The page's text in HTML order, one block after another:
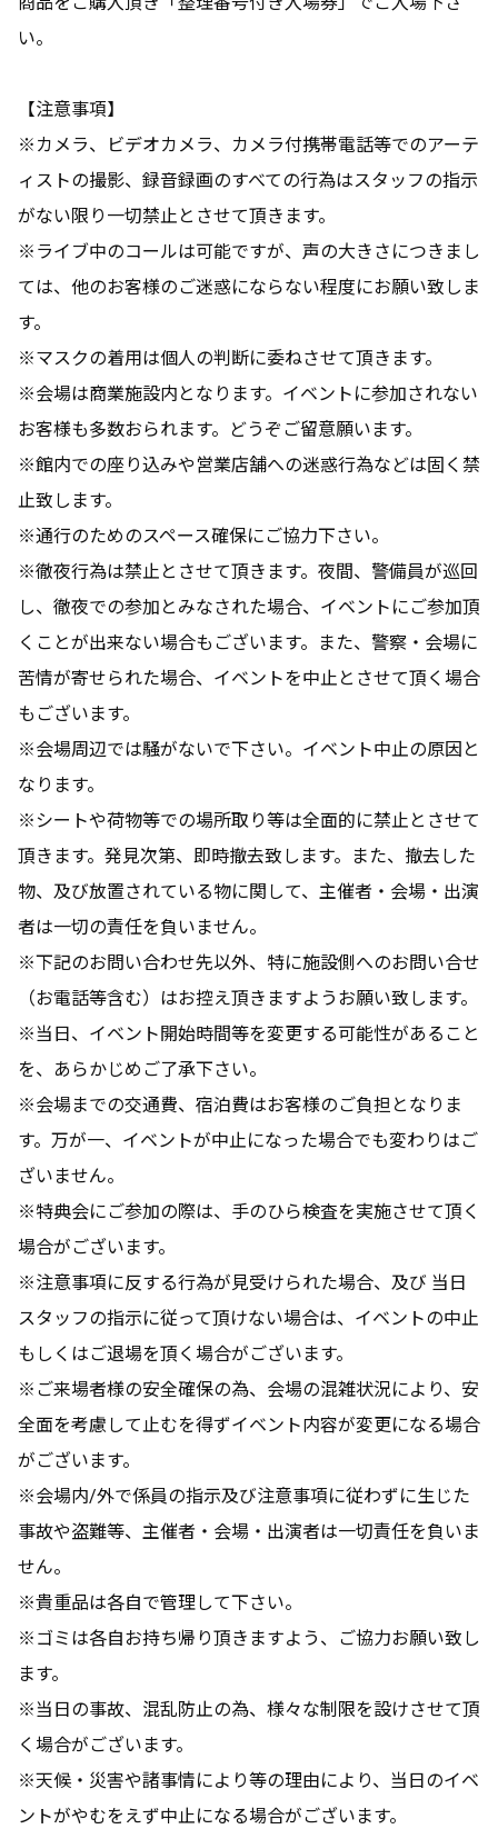
い。
【注意事項】
※カメラ、ビデオカメラ、カメラ付携帯電話等でのアーテ
ィストの撮影、録音録画のすべての行為はスタッフの指示
がない限り一切禁止とさせて頂きます。
※ライブ中のコールは可能ですが、声の大きさにつきまし
ては、他のお客様のご迷惑にならない程度にお願い致しま
す。
※マスクの着用は個人の判断に委ねさせて頂きます。
※会場は商業施設内となります。イベントに参加されない
お客様も多数おられます。どうぞご留意願います。
※館内での座り込みや営業店舗への迷惑行為などは固く禁
止致します。
※通行のためのスペース確保にご協力下さい。
※徹夜行為は禁止とさせて頂きます。夜間、警備員が巡回
し、徹夜での参加とみなされた場合、イベントにご参加頂
くことが出来ない場合もございます。また、警察・会場に
苦情が寄せられた場合、イベントを中止とさせて頂く場合
もございます。
※会場周辺では騒がないで下さい。イベント中止の原因と
なります。
※シートや荷物等での場所取り等は全面的に禁止とさせて
頂きます。発見次第、即時撤去致します。また、撤去した
物、及び放置されている物に関して、主催者・会場・出演
者は一切の責任を負いません。
※下記のお問い合わせ先以外、特に施設側へのお問い合せ
（お電話等含む）はお控え頂きますようお願い致します。
※当日、イベント開始時間等を変更する可能性があること
を、あらかじめご了承下さい。
※会場までの交通費、宿泊費はお客様のご負担となりま
す。万が一、イベントが中止になった場合でも変わりはご
ざいません。
※特典会にご参加の際は、手のひら検査を実施させて頂く
場合がございます。
※注意事項に反する行為が見受けられた場合、及び 当日
スタッフの指示に従って頂けない場合は、イベントの中止
もしくはご退場を頂く場合がございます。
※ご来場者様の安全確保の為、会場の混雑状況により、安
全面を考慮して止むを得ずイベント内容が変更になる場合
がございます。
※会場内/外で係員の指示及び注意事項に従わずに生じた
事故や盗難等、主催者・会場・出演者は一切責任を負いま
せん。
※貴重品は各自で管理して下さい。
※ゴミは各自お持ち帰り頂きますよう、ご協力お願い致し
ます。
※当日の事故、混乱防止の為、様々な制限を設けさせて頂
く場合がございます。
※天候・災害や諸事情により等の理由により、当日のイベ
ントがやむをえず中止になる場合がございます。